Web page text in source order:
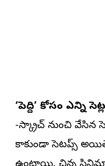
‘పెద్ది’ కోసం ఎన్ని
-స్క్రాచ్ నుంచి
కాకుండా సెటప్స్